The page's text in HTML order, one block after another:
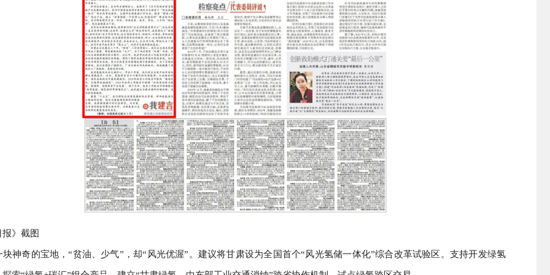
报》截图
块神奇的宝地，“贫油、少气”，却“风光优渥”。建议将甘肃设为全国首个“风光氢储一体化”综合改革试验区。支持开发绿氢